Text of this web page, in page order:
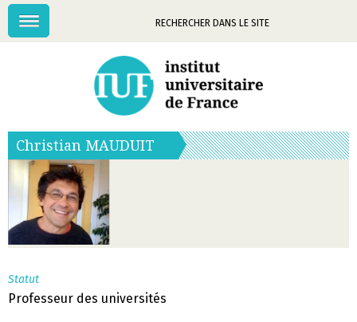
Mots-
Menu
Christian MAUDUIT
Statut
Professeur des universités